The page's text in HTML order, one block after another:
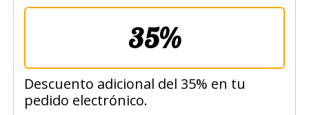
35%
Descuento adicional del 35% en tu
pedido electrónico.